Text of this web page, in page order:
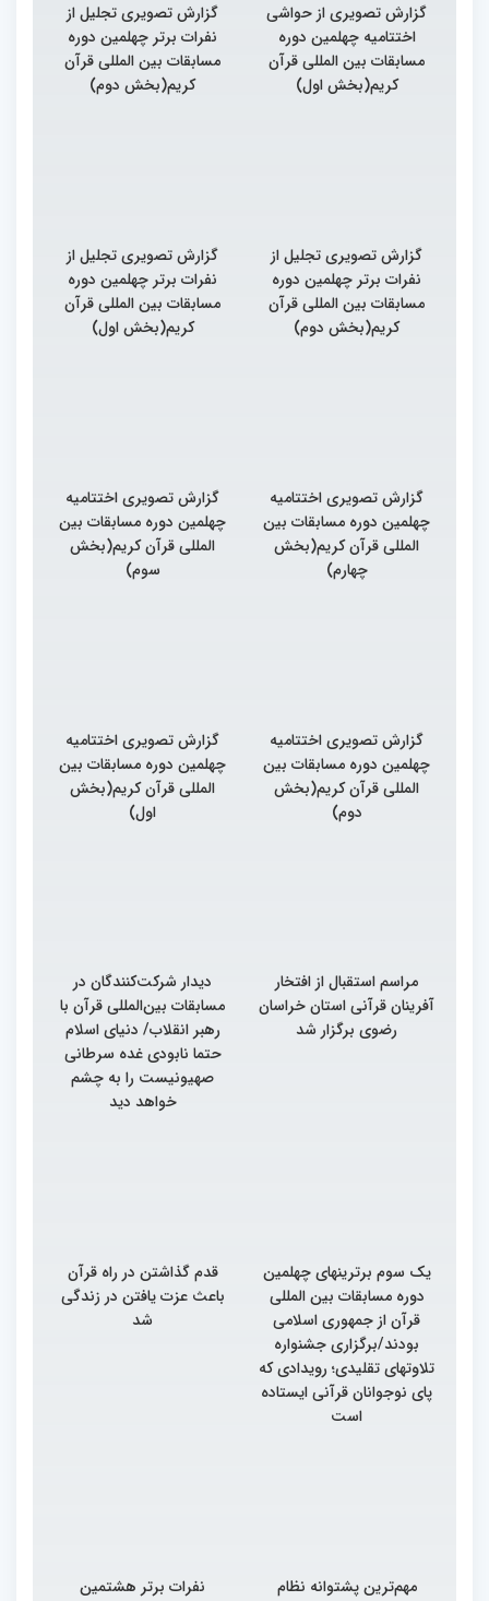
گزارش تصویری از حواشی
اختتامیه چهلمین دوره
مسابقات بین المللی قرآن
کریم(بخش اول)
گزارش تصویری تجلیل از
نفرات برتر چهلمین دوره
مسابقات بین المللی قرآن
کریم(بخش دوم)
گزارش تصویری تجلیل از
نفرات برتر چهلمین دوره
مسابقات بین المللی قرآن
کریم(بخش دوم)
گزارش تصویری تجلیل از
نفرات برتر چهلمین دوره
مسابقات بین المللی قرآن
کریم(بخش اول)
گزارش تصویری اختتامیه
چهلمین دوره مسابقات بین
المللی قرآن کریم(بخش
چهارم)
گزارش تصویری اختتامیه
چهلمین دوره مسابقات بین
المللی قرآن کریم(بخش
سوم)
گزارش تصویری اختتامیه
چهلمین دوره مسابقات بین
المللی قرآن کریم(بخش
دوم)
گزارش تصویری اختتامیه
چهلمین دوره مسابقات بین
المللی قرآن کریم(بخش
اول)
مراسم استقبال از افتخار
آفرینان قرآنی استان خراسان
رضوی برگزار شد
دیدار شرکت‌کنندگان در
مسابقات بین‌المللی قرآن با
رهبر انقلاب/ دنیای اسلام
حتما نابودی غده سرطانی
صهیونیست را به چشم
خواهد دید
یک سوم برترینهای چهلمین
دوره مسابقات بین المللی
قرآن از جمهوری اسلامی
بودند/برگزاری جشنواره
تلاوتهای تقلیدی؛ رویدادی که
پای نوجوانان قرآنی ایستاده
است
قدم گذاشتن در راه قرآن
باعث عزت یافتن در زندگی
شد
مهم‌ترین پشتوانه نظام
نفرات برتر هشتمین